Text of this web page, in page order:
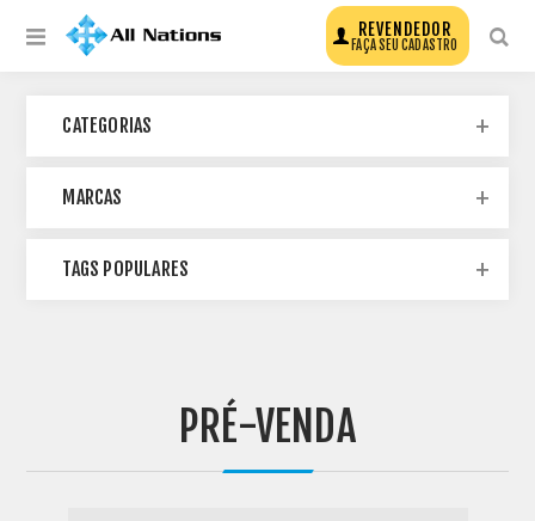
REVENDEDOR
FAÇA SEU CADASTRO
PRÉ-VENDA
CATEGORIAS
MARCAS
TAGS POPULARES